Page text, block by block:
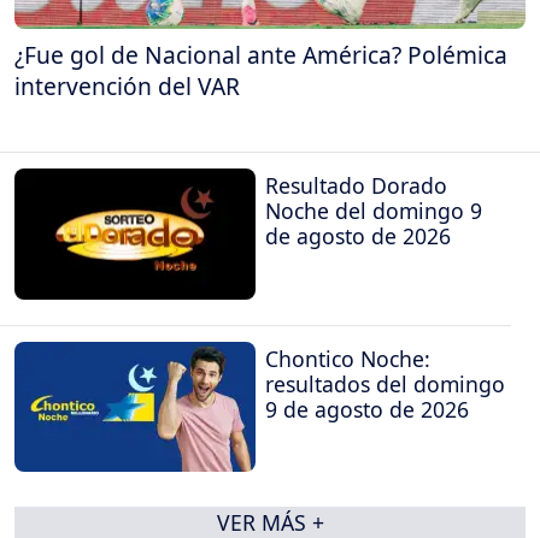
¿Fue gol de Nacional ante América? Polémica
intervención del VAR
Resultado Dorado
Noche del domingo 9
de agosto de 2026
Chontico Noche:
resultados del domingo
9 de agosto de 2026
VER MÁS +